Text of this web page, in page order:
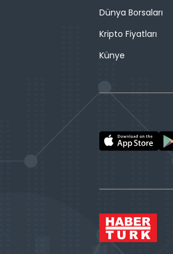
Dünya Borsaları
Kripto Fiyatları
Künye